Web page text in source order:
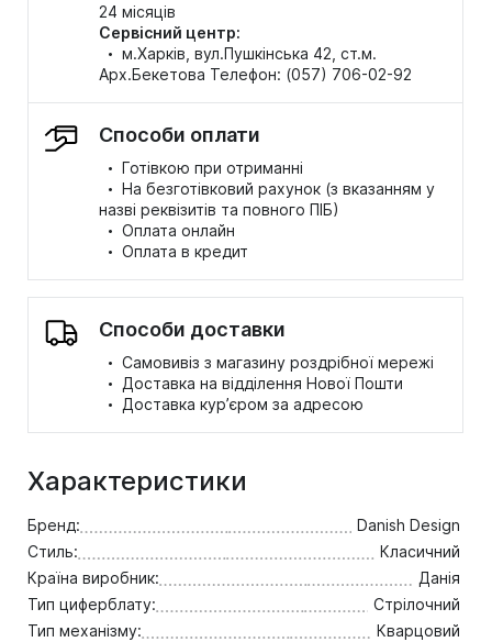
24 місяців
Сервісний центр:
· м.Харків, вул.Пушкінська 42, ст.м.
Арх.Бекетова Телефон: (057) 706-02-92
Способи оплати
· Готівкою при отриманні
· На безготівковий рахунок (з вказанням у
назві реквізитів та повного ПІБ)
· Оплата онлайн
· Оплата в кредит
Способи доставки
· Самовивіз з магазину роздрібної мережі
· Доставка на відділення Нової Пошти
· Доставка кур’єром за адресою
Характеристики
Бренд:
Danish Design
Стиль:
Класичний
Країна виробник:
Данія
Тип циферблату:
Стрілочний
Тип механізму:
Кварцовий